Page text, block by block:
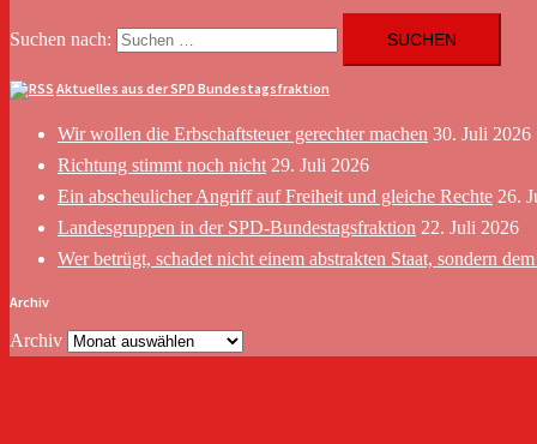
Suchen nach:
Aktuelles aus der SPD Bundestagsfraktion
Wir wollen die Erbschaftsteuer gerechter machen 30. Juli 2026
Richtung stimmt noch nicht 29. Juli 2026
Ein abscheulicher Angriff auf Freiheit und gleiche Rechte 26.
Landesgruppen in der SPD-Bundestagsfraktion 22. Juli 2026
Wer betrügt, schadet nicht einem abstrakten Staat, sondern
Archiv
Archiv